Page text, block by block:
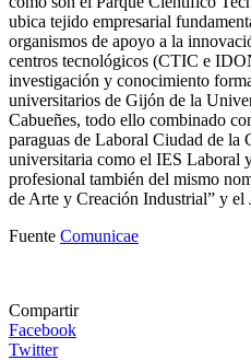
ubica tejido empresarial
organismos de apoyo a la
centros tecnológicos (CTIC e
investigación y conocimiento
universitarios de Gijón de la
Cabueñes, todo ello combinado
paraguas de Laboral Ciudad de la
universitaria como el IES Laboral
profesional también del mismo
de Arte y Creación Industrial” y
Fuente Comunicae
Compartir
Facebook
Twitter